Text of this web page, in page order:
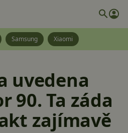
Samsung Xiaomi
uvedena
90. Ta záda
zajímavě